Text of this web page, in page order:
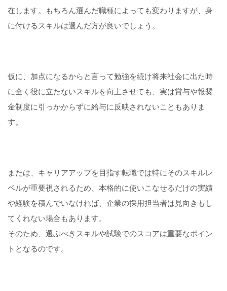
在します。もちろん選んだ職種によっても変わりますが、身
に付けるスキルは選んだ方が良いでしょう。
仮に、加点になるからと言って勉強を続け将来社会に出た時
に全く役に立たないスキルを向上させても、実は賞与や報奨
金制度に引っかからずに給与に反映されないこともありま
す。
または、キャリアアップを目指す転職では特にそのスキルレ
ベルが重要視されるため、本格的に使いこなせるだけの実績
や経験を積んでいなければ、企業の採用担当者は見向きもし
てくれない場合もあります。
そのため、選ぶべきスキルや試験でのスコアは重要なポイン
トとなるのです。